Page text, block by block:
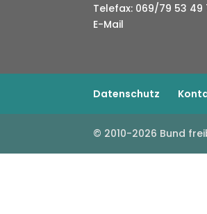
Telefax: 069/79 53 49
E-Mail
Datenschutz
© 2010-2026 Bund